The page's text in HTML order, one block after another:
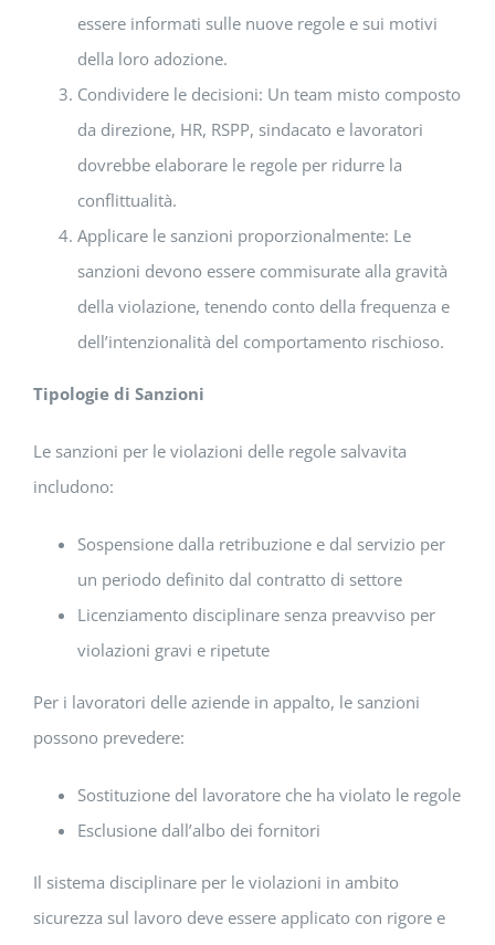
essere informati sulle nuove regole e sui motivi
della loro adozione.
Condividere le decisioni: Un team misto composto
da direzione, HR, RSPP, sindacato e lavoratori
dovrebbe elaborare le regole per ridurre la
conflittualità.
Applicare le sanzioni proporzionalmente: Le
sanzioni devono essere commisurate alla gravità
della violazione, tenendo conto della frequenza e
dell’intenzionalità del comportamento rischioso.
Tipologie di Sanzioni
Le sanzioni per le violazioni delle regole salvavita
includono:
Sospensione dalla retribuzione e dal servizio per
un periodo definito dal contratto di settore
Licenziamento disciplinare senza preavviso per
violazioni gravi e ripetute
Per i lavoratori delle aziende in appalto, le sanzioni
possono prevedere:
Sostituzione del lavoratore che ha violato le regole
Esclusione dall’albo dei fornitori
Il sistema disciplinare per le violazioni in ambito
sicurezza sul lavoro deve essere applicato con rigore e